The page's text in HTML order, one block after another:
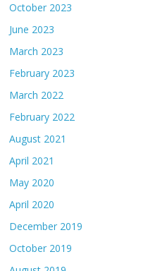
October 2023
June 2023
March 2023
February 2023
March 2022
February 2022
August 2021
April 2021
May 2020
April 2020
December 2019
October 2019